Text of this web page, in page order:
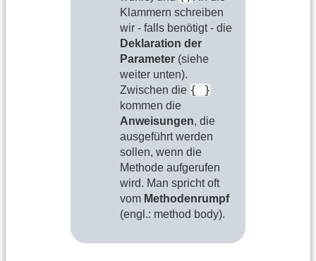
Klammern schreiben
wir - falls benötigt - die
Deklaration der
Parameter(siehe
weiter unten).
Zwischen die { }
kommen die
Anweisungen, die
ausgeführt werden
sollen, wenn die
Methode aufgerufen
wird. Man spricht oft
vom Methodenrumpf
(engl.: method body).